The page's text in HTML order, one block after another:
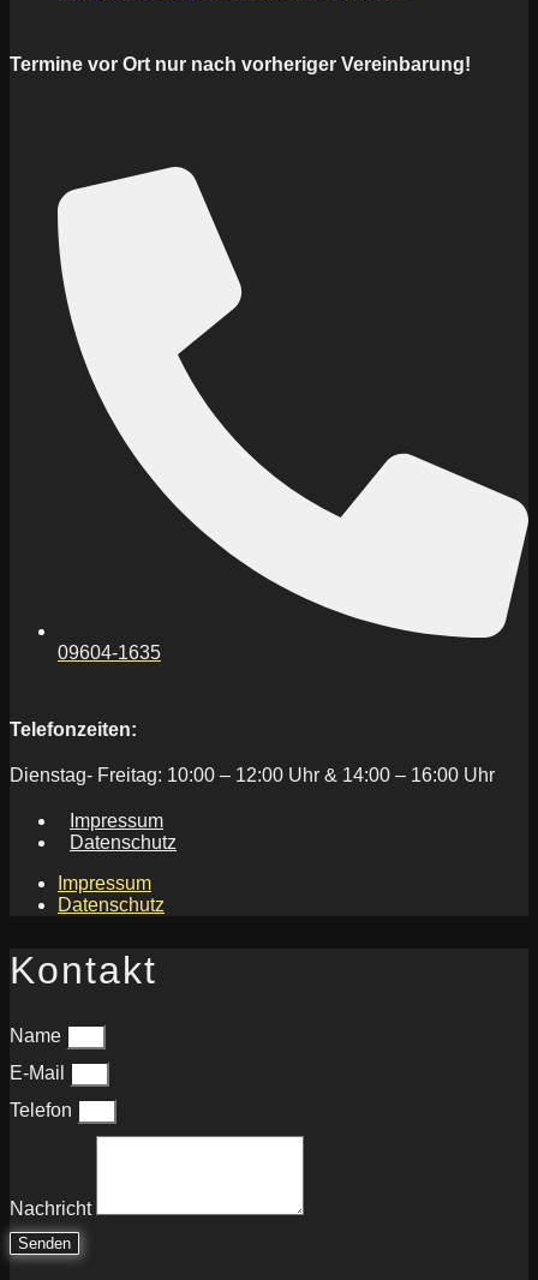
Termine vor Ort nur nach vorheriger Vereinbarung!
09604-1635
Telefonzeiten:
Dienstag- Freitag: 10:00 – 12:00 Uhr & 14:00 – 16:00 Uhr
Impressum
Datenschutz
Impressum
Datenschutz
Kontakt
Name
E-Mail
Telefon
Nachricht
Senden